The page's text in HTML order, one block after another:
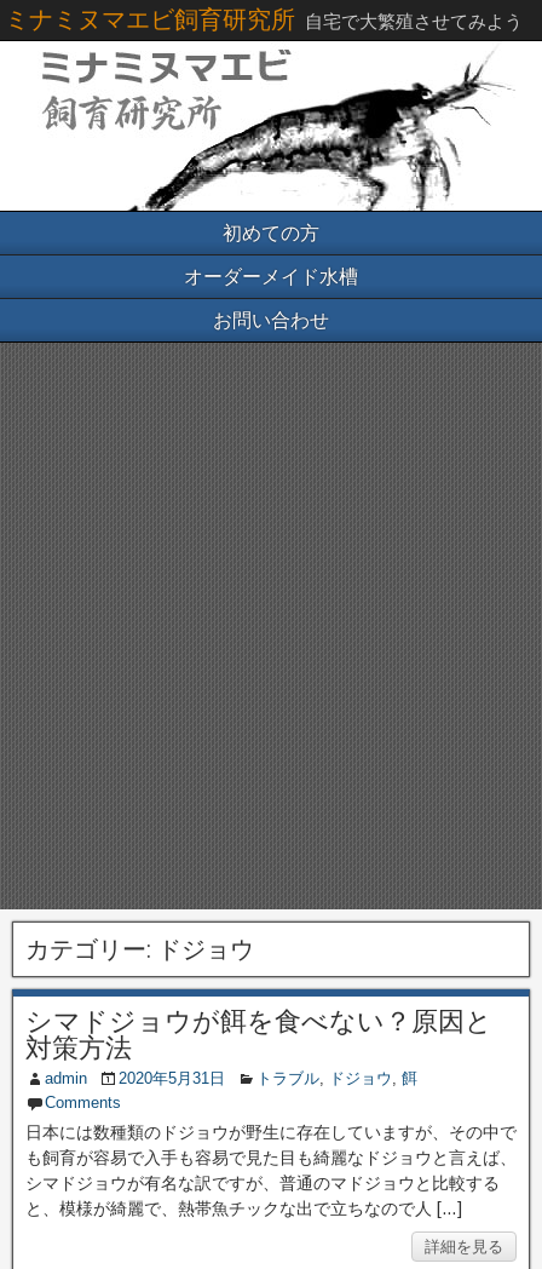
ミナミヌマエビ飼育研究所 自宅で大繁殖させてみよう
初めての方
オーダーメイド水槽
お問い合わせ
カテゴリー: ドジョウ
シマドジョウが餌を食べない？原因と
対策方法
admin 2020年5月31日 トラブル, ドジョウ , 餌
Comments
日本には数種類のドジョウが野生に存在していますが、その中で
も飼育が容易で入手も容易で見た目も綺麗なドジョウと言えば、
シマドジョウが有名な訳ですが、普通のマドジョウと比較する
と、模様が綺麗で、熱帯魚チックな出で立ちなので人 […]
詳細を見る